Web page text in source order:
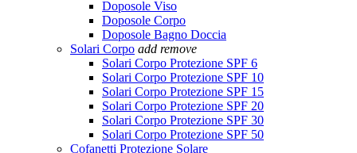
Doposole Viso
Doposole Corpo
Doposole Bagno Doccia
Solari Corpo add remove
Solari Corpo Protezione SPF 6
Solari Corpo Protezione SPF 10
Solari Corpo Protezione SPF 15
Solari Corpo Protezione SPF 20
Solari Corpo Protezione SPF 30
Solari Corpo Protezione SPF 50
Cofanetti Protezione Solare